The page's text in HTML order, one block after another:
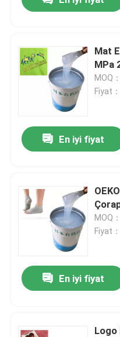
Mat
MPa
MOQ
Fiyat
En iyi fiyat
MOQ
Fiyat
En iyi fiyat
Logo